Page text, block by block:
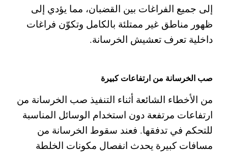
إلى جميع الفراغات بين القضبان، مما يؤدي إلى
ظهور مناطق غير ممتلئة بالكامل وتكوّن فراغات
داخلية تعرف تعشيش الخرسانة.
صب الخرسانة من ارتفاعات كبيرة
من الأخطاء الشائعة أثناء التنفيذ صب الخرسانة من
ارتفاعات مرتفعة دون استخدام الوسائل المناسبة
للتحكم في تدفقها. فعند سقوط الخرسانة من
مسافات كبيرة يحدث انفصال مكونات الخلطة